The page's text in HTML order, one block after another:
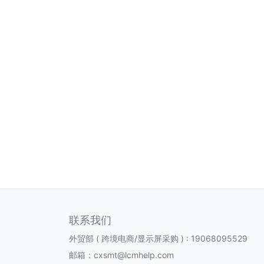
联系我们
外贸部 ( 跨境电商/显示屏采购 ) : 19068095529
邮箱：cxsmt@lcmhelp.com